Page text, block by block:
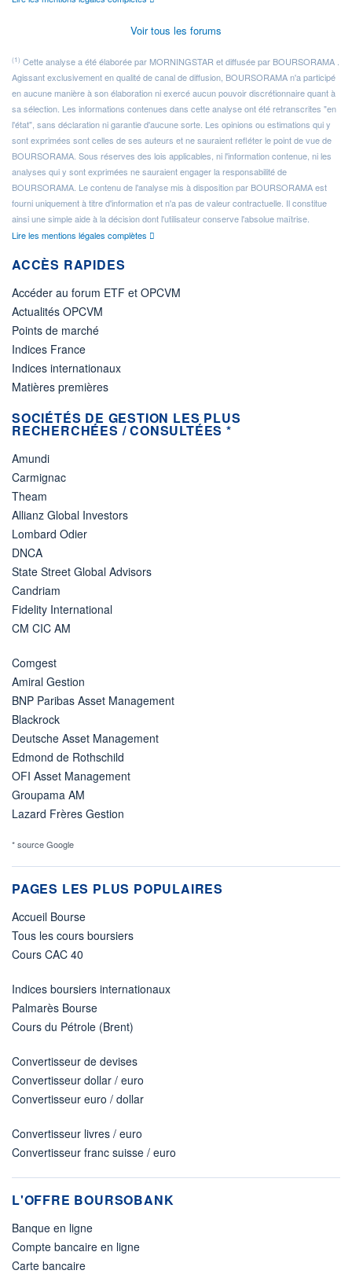
Voir tous les forums
(1) Cette analyse a été élaborée par MORNINGSTAR et diffusée par BOURSORAMA .
Agissant exclusivement en qualité de canal de diffusion, BOURSORAMA n'a participé
en aucune manière à son élaboration ni exercé aucun pouvoir discrétionnaire quant à
sa sélection. Les informations contenues dans cette analyse ont été retranscrites "en
l'état", sans déclaration ni garantie d'aucune sorte. Les opinions ou estimations qui y
sont exprimées sont celles de ses auteurs et ne sauraient refléter le point de vue de
BOURSORAMA. Sous réserves des lois applicables, ni l'information contenue, ni les
analyses qui y sont exprimées ne sauraient engager la responsabilité de
BOURSORAMA. Le contenu de l'analyse mis à disposition par BOURSORAMA est
fourni uniquement à titre d'information et n'a pas de valeur contractuelle. Il constitue
ainsi une simple aide à la décision dont l'utilisateur conserve l'absolue maîtrise.
Lire les mentions légales complètes
ACCÈS RAPIDES
Accéder au forum ETF et OPCVM
Actualités OPCVM
Points de marché
Indices France
Indices internationaux
Matières premières
SOCIÉTÉS DE GESTION LES PLUS
RECHERCHÉES / CONSULTÉES *
Amundi
Carmignac
Theam
Allianz Global Investors
Lombard Odier
DNCA
State Street Global Advisors
Candriam
Fidelity International
CM CIC AM
Comgest
Amiral Gestion
BNP Paribas Asset Management
Blackrock
Deutsche Asset Management
Edmond de Rothschild
OFI Asset Management
Groupama AM
Lazard Frères Gestion
* source Google
PAGES LES PLUS POPULAIRES
Accueil Bourse
Tous les cours boursiers
Cours CAC 40
Indices boursiers internationaux
Palmarès Bourse
Cours du Pétrole (Brent)
Convertisseur de devises
Convertisseur dollar / euro
Convertisseur euro / dollar
Convertisseur livres / euro
Convertisseur franc suisse / euro
L'OFFRE BOURSOBANK
Banque en ligne
Compte bancaire en ligne
Carte bancaire